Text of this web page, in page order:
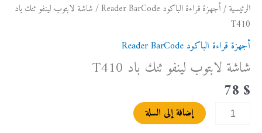
الرئيسية/أجهزة قراءة الباكود Reader BarCode
/ شاشة لابتوب لينفو ثنك باد
T410
أجهزة قراءة الباكود Reader BarCode
شاشة لابتوب لينفو ثنك باد T410
78 $
إضافة إلى السلة